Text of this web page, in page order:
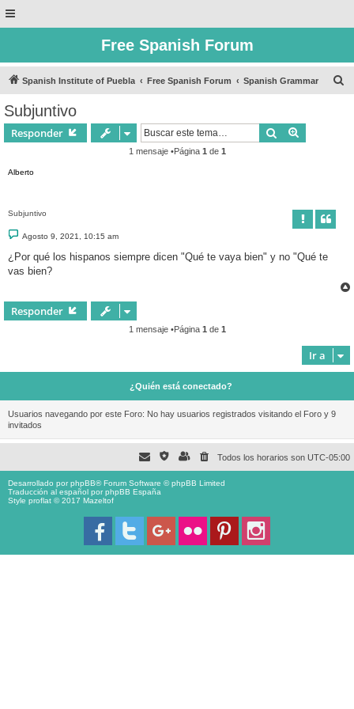
Free Spanish Forum
Spanish Institute of Puebla Free Spanish Forum Spanish Grammar
Subjuntivo
Responder Buscar
1 mensaje •Página 1 de 1
Alberto
Subjuntivo
M
e
s
a
Agosto 9, 2021, 10:15 am
¿Por qué los hispanos siempre dicen "Qué te vaya bien" y no "Qué te
vas bien?
Responder
1 mensaje •Página 1 de 1
Ir a
¿Quién está conectado?
Usuarios navegando por este Foro: No hay usuarios registrados visitando el Foro y 9
invitados
Todos los horarios son UTC-05:00
Desarrollado porphpBB® Forum Software © phpBB Limited
Traducción al español porphpBB España
Style proflat © 2017 Mazeltof